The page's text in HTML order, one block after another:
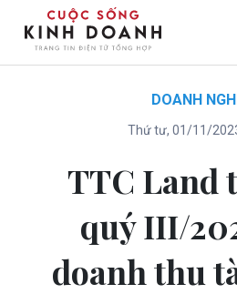
DOANH
Thứ tư, 01/11/
TTC Land
quý III/
doanh thu